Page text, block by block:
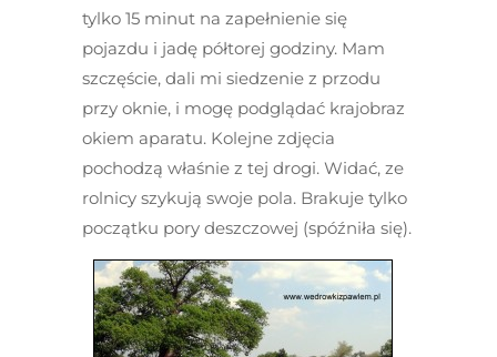
tylko 15 minut na zapełnienie się
pojazdu i jadę półtorej godziny. Mam
szczęście, dali mi siedzenie z przodu
przy oknie, i mogę podglądać krajobraz
okiem aparatu. Kolejne zdjęcia
pochodzą właśnie z tej drogi. Widać, ze
rolnicy szykują swoje pola. Brakuje tylko
początku pory deszczowej (spóźniła się).